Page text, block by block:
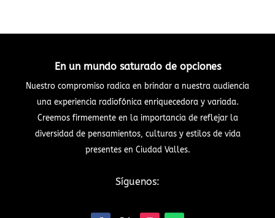
En un mundo saturado de opciones
Nuestro compromiso radica en brindar a nuestra audiencia
una experiencia radiofónica enriquecedora y variada.
Creemos firmemente en la importancia de reflejar la
diversidad de pensamientos, culturas y estilos de vida
presentes en Ciudad Valles.
Síguenos: